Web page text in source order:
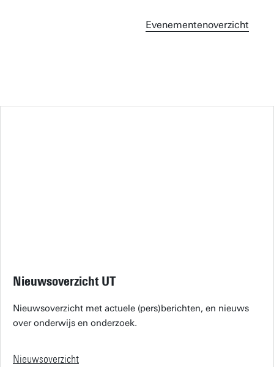
Evenementenoverzicht
Nieuwsoverzicht UT
Nieuwsoverzicht met actuele (pers)berichten, en nieuws
over onderwijs en onderzoek.
Nieuwsoverzicht